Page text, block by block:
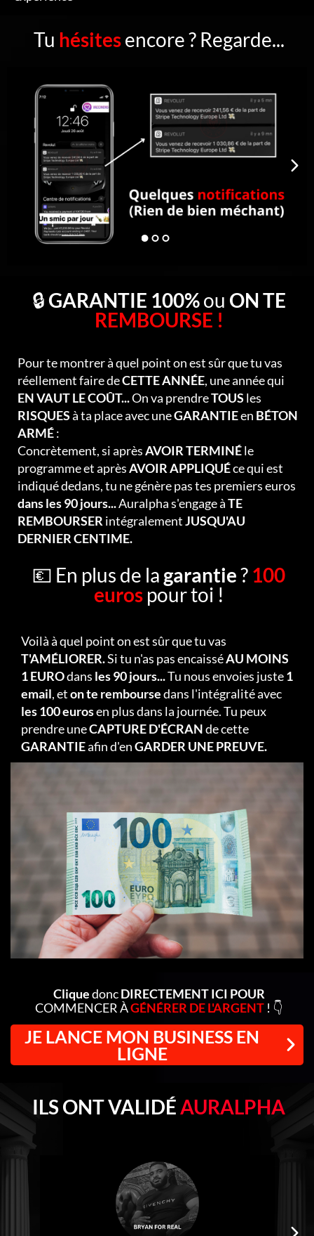
Tu hésitesencore ? Regarde...
🔒GARANTIE 100%ou ON TE
REMBOURSE !
Pour te montrer à quel point on est sûr que tu vas
réellement faire deCETTE ANNÉE, une année qui
EN VAUT LE COÛT...On va prendreTOUS les
RISQUESà ta place avec uneGARANTIEen BÉTON
ARMÉ:
Concrètement, si aprèsAVOIR TERMINÉle
programme et aprèsAVOIR APPLIQUÉce qui est
indiqué dedans, tu ne génère pas tes premiers euros
dans les 90 jours...Auralpha s'engage àTE
REMBOURSER intégralementJUSQU'AU
DERNIER CENTIME.
💶 En plus de la garantie? 100
eurospour toi !
Voilà à quel point on est sûr que tu vas
T'AMÉLIORER.Si tu n'as pas encaisséAU MOINS
1 EUROdans les 90 jours...Tu nous envoies juste1
email, eton te remboursedans l'intégralité avec
les 100 eurosen plus dans la journée. Tu peux
prendre uneCAPTURE D'ÉCRANde cette
GARANTIEafin d'enGARDER UNE PREUVE.
CliquedoncDIRECTEMENT ICI POUR
COMMENCER ÀGÉNÉRER DE L'ARGENT ! 👇
JE LANCE MON BUSINESS EN
LIGNE
ILS ONT VALIDÉ AURALPHA